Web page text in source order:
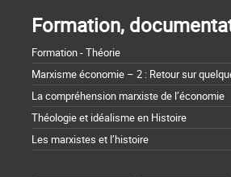
Formation,
Formation - Théorie
Marxisme économie – 2 : Retour sur
La compréhension marxiste de l’économie
Théologie et idéalisme en Histoire
Les marxistes et l’histoire